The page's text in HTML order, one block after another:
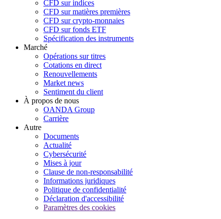
CFD sur indices
CFD sur matières premières
CFD sur crypto-monnaies
CFD sur fonds ETF
Spécification des instruments
Marché
Opérations sur titres
Cotations en direct
Renouvellements
Market news
Sentiment du client
À propos de nous
OANDA Group
Carrière
Autre
Documents
Actualité
Cybersécurité
Mises à jour
Clause de non-responsabilité
Informations juridiques
Politique de confidentialité
Déclaration d'accessibilité
Paramètres des cookies